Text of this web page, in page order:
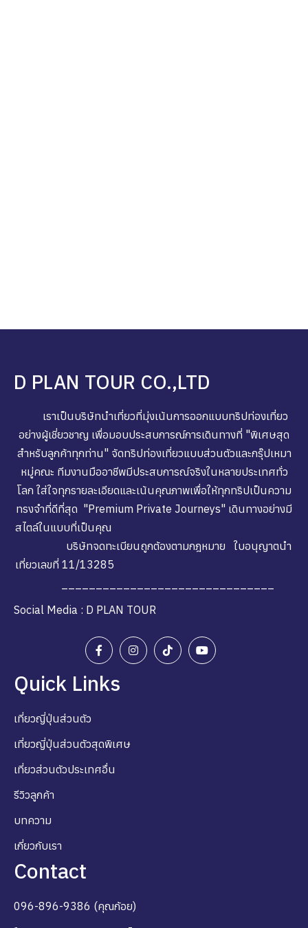
D PLAN TOUR CO.,LTD
เราเป็นบริษัทนำเที่ยวที่มุ่งเน้นการออกแบบทริปท่องเที่ยว
อย่างผู้เชี่ยวชาญ เพื่อมอบประสบการณ์การเดินทางที่ "พิเศษสุด
สำหรับลูกค้าทุกท่าน" จัดทริปท่องเที่ยวแบบส่วนตัวและกรุ๊ปเหมา
หมู่คณะ ทีมงานมืออาชีพมีประสบการณ์จริงในหลายประเทศทั่ว
โลก ใส่ใจทุกรายละเอียดและเน้นคุณภาพเพื่อให้ทุกทริปเป็นความ
ทรงจำที่ดีที่สุด "Premium Private Journeys" เดินทางอย่างมี
สไตล์ในแบบที่เป็นคุณ
บริษัทจดทะเบียนถูกต้องตามกฎหมาย ใบอนุญาตนำ
เที่ยวเลขที่ 11/13285
Social Media : D PLAN TOUR
Quick Links
เที่ยวญี่ปุ่นส่วนตัว
เที่ยวญี่ปุ่นส่วนตัวสุดพิเศษ
เที่ยวส่วนตัวประเทศอื่น
รีวิวลูกค้า
บทความ
เกี่ยวกับเรา
Contact
096-896-9386 (คุณก้อย)